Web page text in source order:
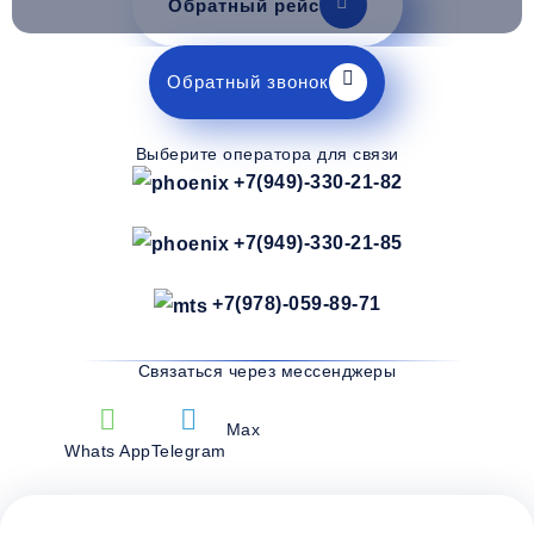
Обратный рейс
Обратный звонок
Выберите оператора для связи
+7(949)-330-21-82
+7(949)-330-21-85
+7(978)-059-89-71
Связаться через мессенджеры
Whats AppTelegram
Max